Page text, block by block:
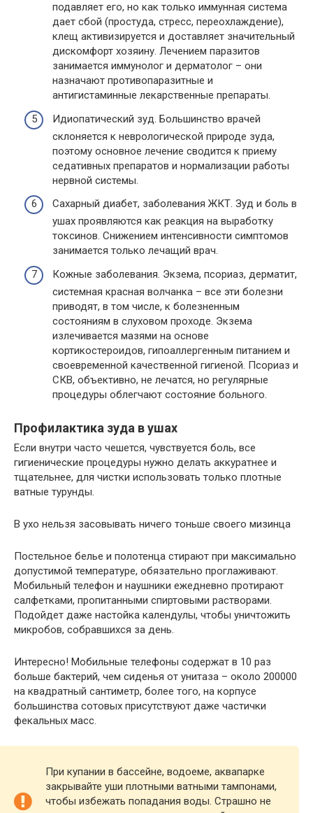
подавляет его, но как только иммунная система
дает сбой (простуда, стресс, переохлаждение),
клещ активизируется и доставляет значительный
дискомфорт хозяину. Лечением паразитов
занимается иммунолог и дерматолог – они
назначают противопаразитные и
антигистаминные лекарственные препараты.
Идиопатический зуд. Большинство врачей
склоняется к неврологической природе зуда,
поэтому основное лечение сводится к приему
седативных препаратов и нормализации работы
нервной системы.
Сахарный диабет, заболевания ЖКТ. Зуд и боль в
ушах проявляются как реакция на выработку
токсинов. Снижением интенсивности симптомов
занимается только лечащий врач.
Кожные заболевания. Экзема, псориаз, дерматит,
системная красная волчанка – все эти болезни
приводят, в том числе, к болезненным
состояниям в слуховом проходе. Экзема
излечивается мазями на основе
кортикостероидов, гипоаллергенным питанием и
своевременной качественной гигиеной. Псориаз и
СКВ, объективно, не лечатся, но регулярные
процедуры облегчают состояние больного.
Профилактика зуда в ушах
Если внутри часто чешется, чувствуется боль, все
гигиенические процедуры нужно делать аккуратнее и
тщательнее, для чистки использовать только плотные
ватные турунды.
В ухо нельзя засовывать ничего тоньше своего мизинца
Постельное белье и полотенца стирают при максимально
допустимой температуре, обязательно проглаживают.
Мобильный телефон и наушники ежедневно протирают
салфетками, пропитанными спиртовыми растворами.
Подойдет даже настойка календулы, чтобы уничтожить
микробов, собравшихся за день.
Интересно! Мобильные телефоны содержат в 10 раз
больше бактерий, чем сиденья от унитаза – около 200000
на квадратный сантиметр, более того, на корпусе
большинства сотовых присутствуют даже частички
фекальных масс.
При купании в бассейне, водоеме, аквапарке
закрывайте уши плотными ватными тампонами,
чтобы избежать попадания воды. Страшно не